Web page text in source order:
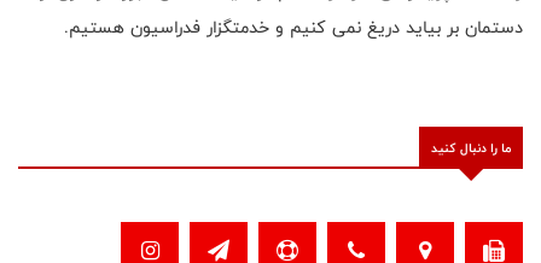
دستمان بر بیاید دریغ نمی کنیم و خدمتگزار فدراسیون هستیم.
ما را دنبال کنید